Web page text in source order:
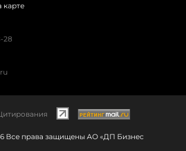
карте
28
Все права защищены АО «ДП Бизнес